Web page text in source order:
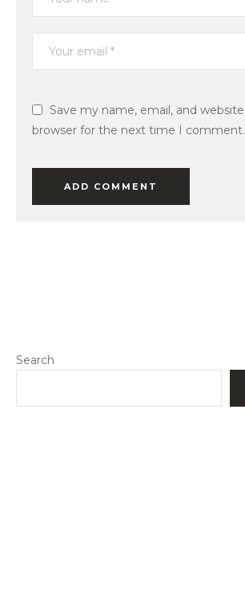
Save my name, email, and
browser for the next time I comment.
Search